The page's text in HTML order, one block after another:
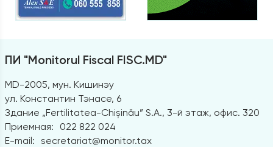
ПИ "Monitorul Fiscal FISC.MD"
MD-2005, мун. Кишинэу
ул. Константин Тэнасе, 6
Здание „Fertilitatea-Chișinău” S.A., 3-й этаж, офис. 320
Приемная:
022 822 024
E-mail: secretariat@monitor.tax